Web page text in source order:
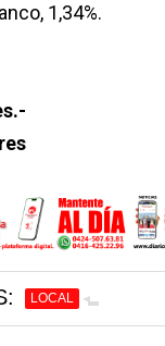
1,34%.
LOCAL